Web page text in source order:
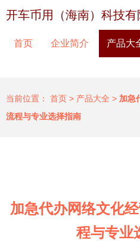
开车币用（海南）科技有
首页 企业简介 产品大
当前位置： 首页 > 产品大全 > 加急
流程与专业选择指南
加急代办网络文化
程与专业